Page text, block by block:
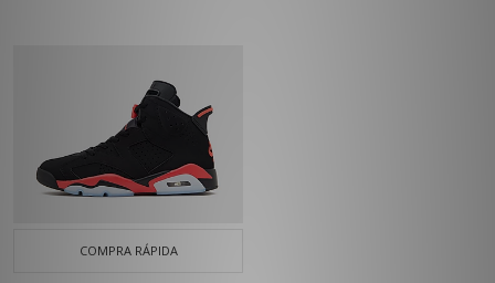
COMPRA RÁPIDA